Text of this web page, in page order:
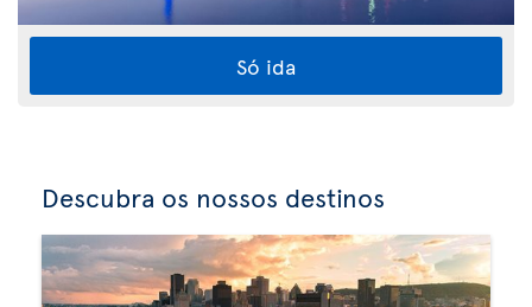
Só ida
Descubra os nossos destinos